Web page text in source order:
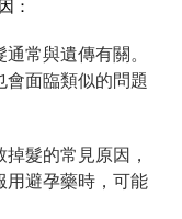
：
常與遺傳有關。
會面臨類似的問題
髮的常見原因，
用避孕藥時，可能